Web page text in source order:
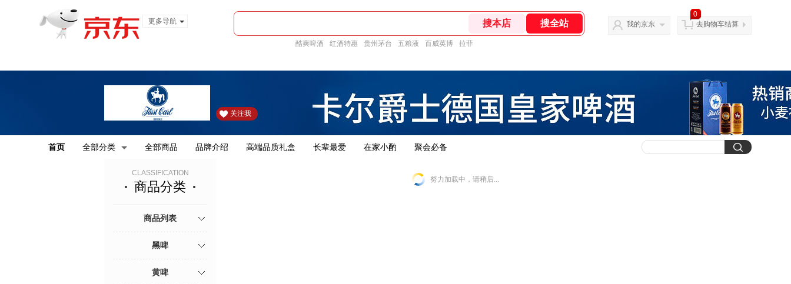
更多导航
酷爽啤酒 红酒特惠 贵州茅台 五粮液 百威英博 拉菲
我的京东
0
去购物车结算
关注我
首页 全部分类 全部商品 品牌介绍 高端品质礼盒 长辈最爱 在家小酌 聚会必备
CLASSIFICATION
商品分类
商品列表
黑啤
黄啤
努力加载中，请稍后...